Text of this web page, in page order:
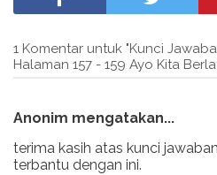
1 Komentar untuk "Kunci
Halaman 157 - 159 Ayo Kita
Anonim mengatakan...
terima kasih atas kunci
terbantu dengan ini.